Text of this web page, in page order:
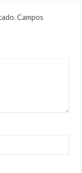
Campos